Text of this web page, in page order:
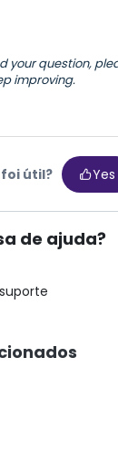
your question,
improving.
útil? Yes
de ajuda?